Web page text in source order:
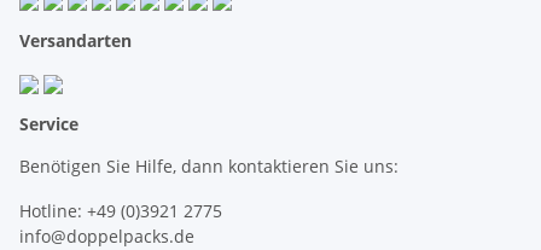
Versandarten
Service
Benötigen Sie Hilfe, dann kontaktieren Sie uns:
Hotline: +49 (0)3921 2775
info@doppelpacks.de